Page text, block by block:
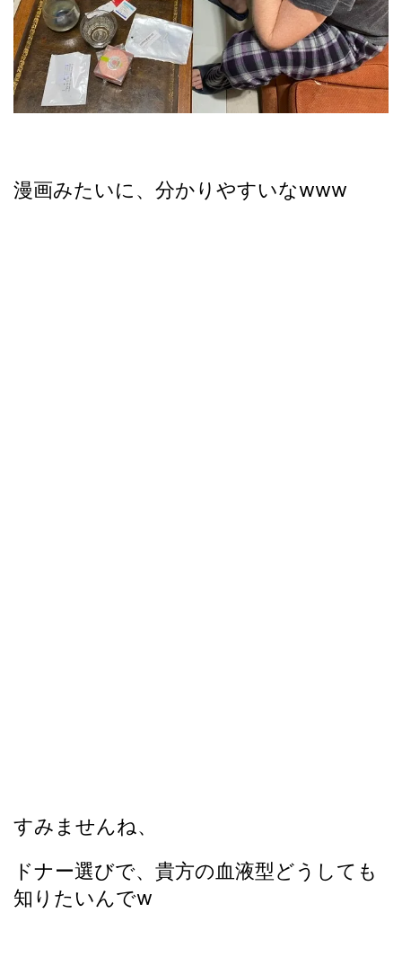
漫画みたいに、分かりやすいなwww
すみませんね、
ドナー選びで、貴方の血液型どうしても
知りたいんでw